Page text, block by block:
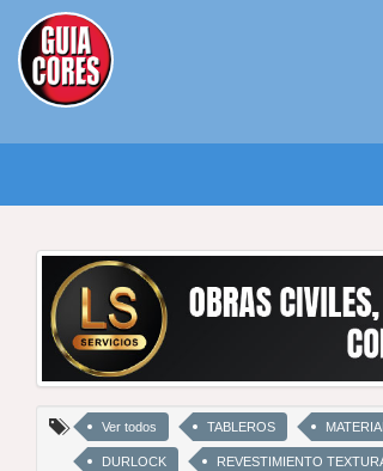
Ver todos TABLEROS
DURLOCK REVESTIMIENTO